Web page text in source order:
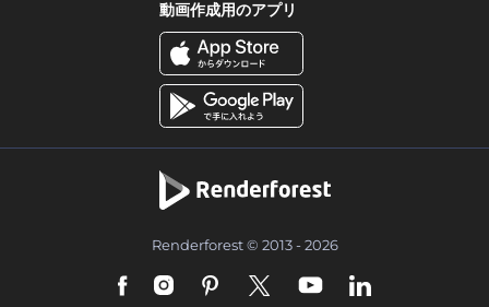
動画作成用のアプリ
Renderforest © 2013 - 2026